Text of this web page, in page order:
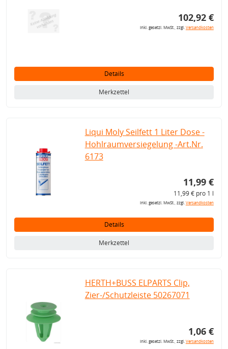
102,92 €
inkl. gesetzl. MwSt., zzgl.Versandkosten
Details
Merkzettel
Liqui Moly Seilfett 1 Liter Dose -
Hohlraumversiegelung -Art.Nr.
6173
11,99 €
11,99 € pro 1 l
inkl. gesetzl. MwSt., zzgl.Versandkosten
Details
Merkzettel
HERTH+BUSS ELPARTS Clip,
Zier-/Schutzleiste 50267071
1,06 €
inkl. gesetzl. MwSt., zzgl.Versandkosten